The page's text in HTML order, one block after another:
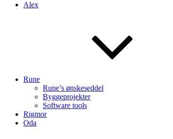
Alex
Rune
Rune’s ønskeseddel
Byggeprojekter
Software tools
Rigmor
Oda